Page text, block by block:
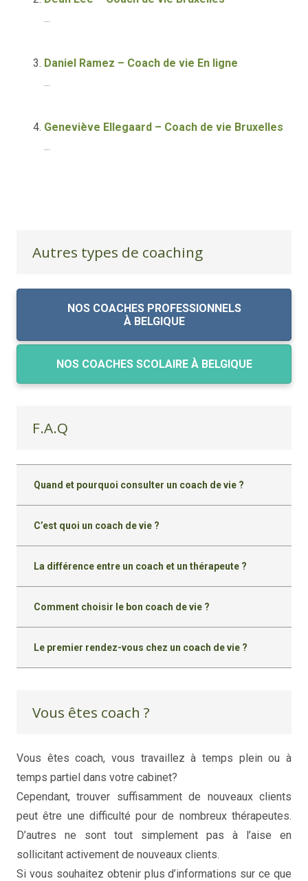
...
Daniel Ramez – Coach de vie En ligne
...
Geneviève Ellegaard – Coach de vie Bruxelles
...
Autres types de coaching
NOS COACHES PROFESSIONNELS
À BELGIQUE
NOS COACHES SCOLAIRE À BELGIQUE
F.A.Q
Quand et pourquoi consulter un coach de vie ?
C’est quoi un coach de vie ?
La différence entre un coach et un thérapeute ?
Comment choisir le bon coach de vie ?
Le premier rendez-vous chez un coach de vie ?
Vous êtes coach ?
Vous êtes coach, vous travaillez à temps plein ou à
temps partiel dans votre cabinet?
Cependant, trouver suffisamment de nouveaux clients
peut être une difficulté pour de nombreux thérapeutes.
D’autres ne sont tout simplement pas à l’aise en
sollicitant activement de nouveaux clients.
Si vous souhaitez obtenir plus d’informations sur ce que